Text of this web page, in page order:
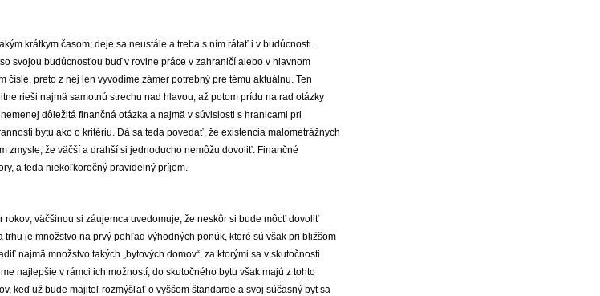
krátkym časom; deje sa neustále a treba s ním rátať i v budúcnosti.
svojou budúcnosťou buď v rovine práce v zahraničí alebo v hlavnom
čísle, preto z nej len vyvodíme zámer potrebný pre tému aktuálnu. Ten
rieši najmä samotnú strechu nad hlavou, až potom prídu na rad otázky
dôležitá finančná otázka a najmä v súvislosti s hranicami pri
bytu ako o kritériu. Dá sa teda povedať, že existencia malometrážnych
zmysle, že väčší a drahší si jednoducho nemôžu dovoliť. Finančné
a teda niekoľkoročný pravidelný príjem.
väčšinou si záujemca uvedomuje, že neskôr si bude môcť dovoliť
je množstvo na prvý pohľad výhodných ponúk, ktoré sú však pri bližšom
najmä množstvo takých „bytových domov“, za ktorými sa v skutočnosti
najlepšie v rámci ich možností, do skutočného bytu však majú z tohto
keď už bude majiteľ rozmýšľať o vyššom štandarde a svoj súčasný byt sa